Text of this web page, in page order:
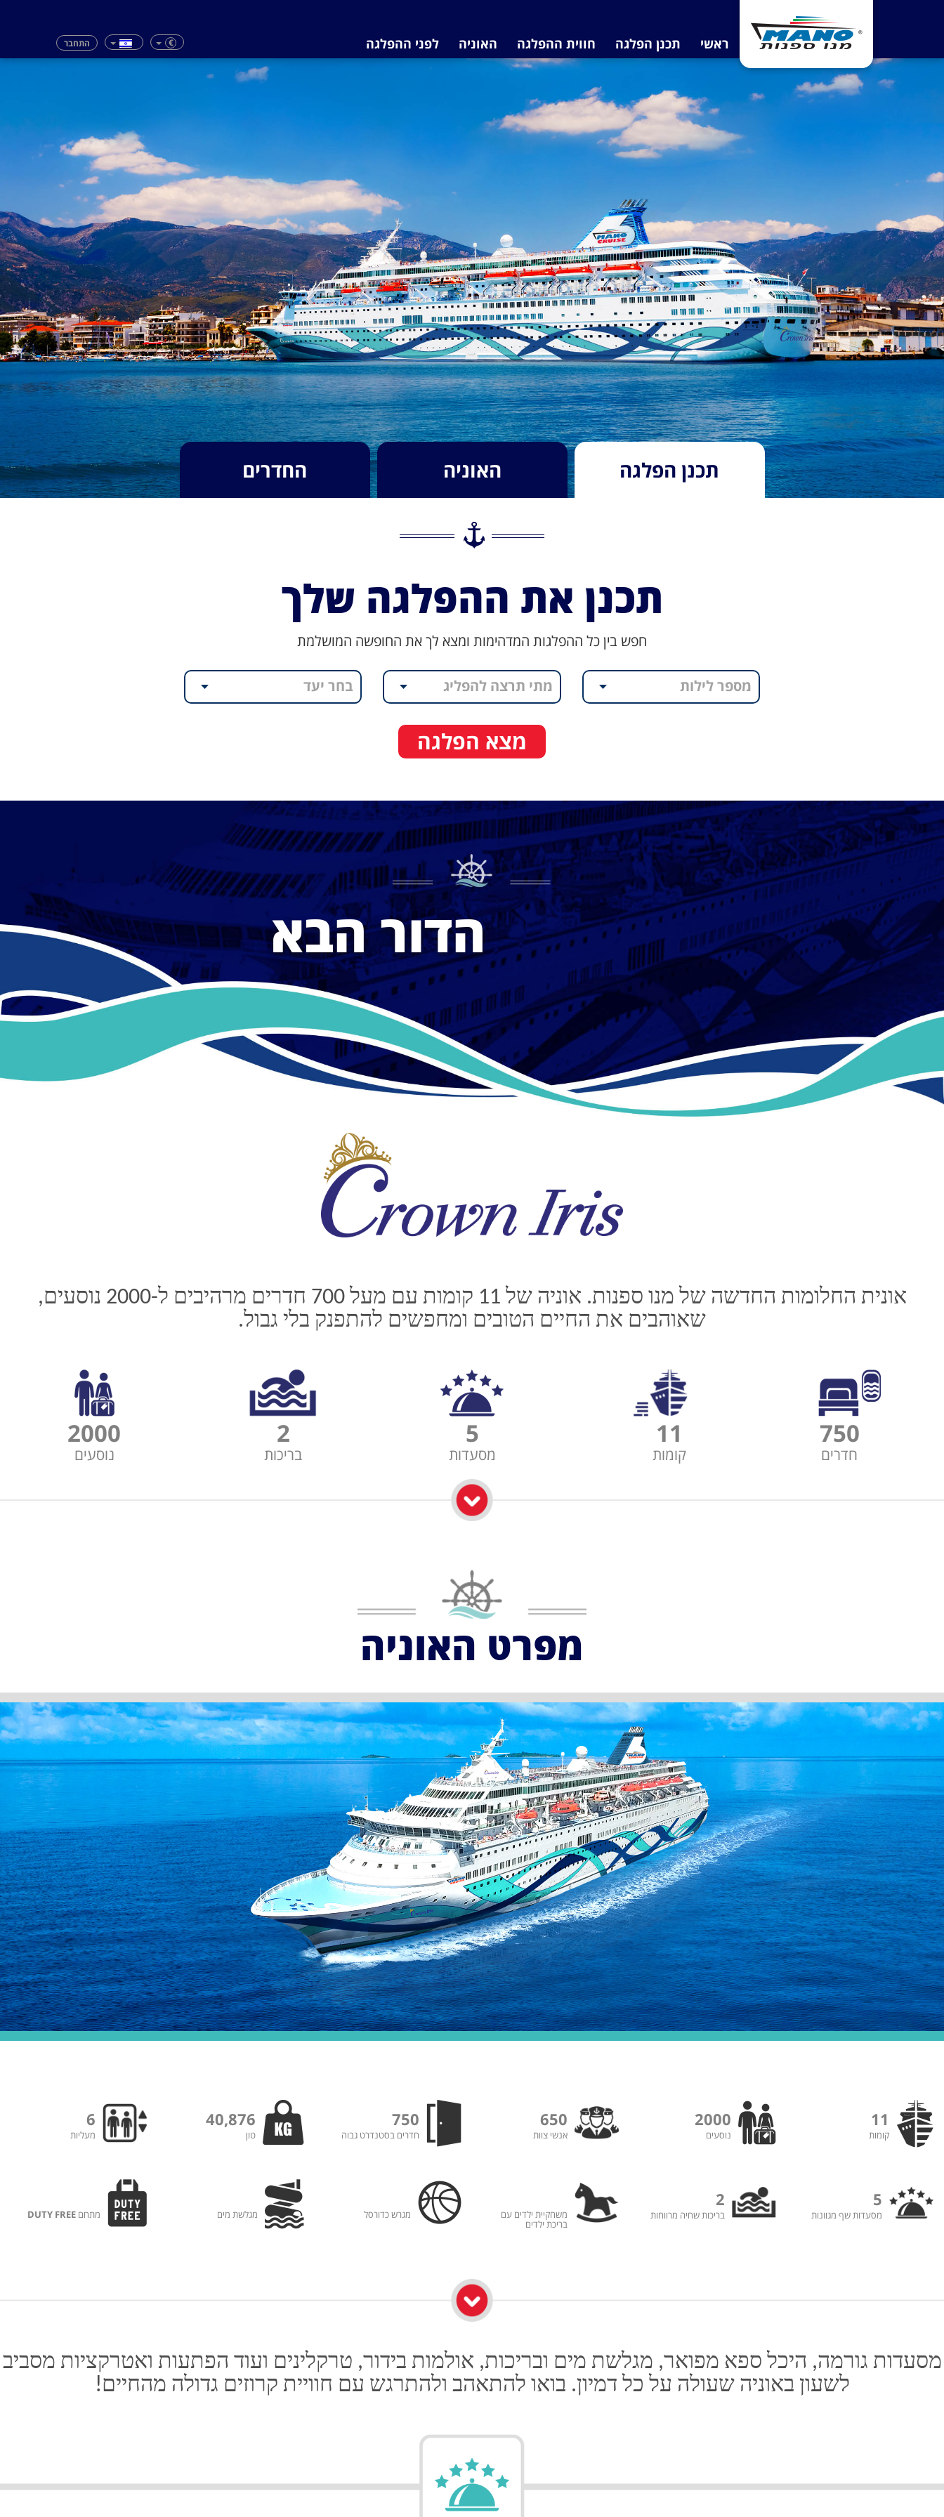
ראשי תכנן הפלגה חווית ההפלגה האוניה לפני ההפלגה € התחבר
תכנן הפלגה האוניה החדרים
תכנן את ההפלגה שלך
חפש בין כל ההפלגות המדהימות ומצא לך את החופשה המושלמת
מספר לילות מתי תרצה להפליג בחר יעד
מצא הפלגה
הדור הבא
אונית החלומות החדשה של מנו ספנות. אוניה של 11 קומות עם מעל 700 חדרים מרהיבים ל-2000 נוסעים,
שאוהבים את החיים הטובים ומחפשים להתפנק בלי גבול.
750
חדרים
11
קומות
5
מסעדות
2
בריכות
2000
נוסעים
מפרט האוניה
11
קומות
2000
נוסעים
650
אנשי צוות
750
חדרים בסטנדרט גבוה
40,876
טון
6
מעליות
5
מסעדות שף מגוונות
2
בריכות שחיה מרווחות משחקיית ילדים עם
בריכת ילדים
מגרש כדורסל מגלשת מים מתחם DUTY FREE
מסעדות גורמה, היכל ספא מפואר, מגלשת מים ובריכות, אולמות בידור, טרקלינים ועוד הפתעות ואטרקציות מסביב
לשעון באוניה שעולה על כל דמיון. בואו להתאהב ולהתרגש עם חוויית קרוזים גדולה מהחיים!